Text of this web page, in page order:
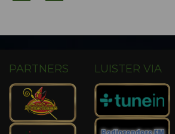
PARTNERS LUISTER VIA